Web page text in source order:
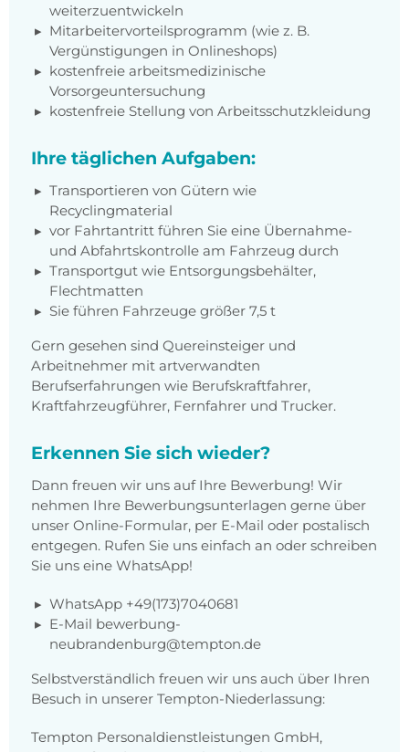
weiterzuentwickeln
Mitarbeitervorteilsprogramm (wie z. B.
Vergünstigungen in Onlineshops)
kostenfreie arbeitsmedizinische
Vorsorgeuntersuchung
kostenfreie Stellung von Arbeitsschutzkleidung
Ihre täglichen Aufgaben:
Transportieren von Gütern wie
Recyclingmaterial
vor Fahrtantritt führen Sie eine Übernahme-
und Abfahrtskontrolle am Fahrzeug durch
Transportgut wie Entsorgungsbehälter,
Flechtmatten
Sie führen Fahrzeuge größer 7,5 t
Gern gesehen sind Quereinsteiger und
Arbeitnehmer mit artverwandten
Berufserfahrungen wie Berufskraftfahrer,
Kraftfahrzeugführer, Fernfahrer und Trucker.
Erkennen Sie sich wieder?
Dann freuen wir uns auf Ihre Bewerbung! Wir
nehmen Ihre Bewerbungsunterlagen gerne über
unser Online-Formular, per E-Mail oder postalisch
entgegen. Rufen Sie uns einfach an oder schreiben
Sie uns eine WhatsApp!
WhatsApp +49(173)7040681
E-Mail bewerbung-
neubrandenburg@tempton.de
Selbstverständlich freuen wir uns auch über Ihren
Besuch in unserer Tempton-Niederlassung:
Tempton Personaldienstleistungen GmbH,